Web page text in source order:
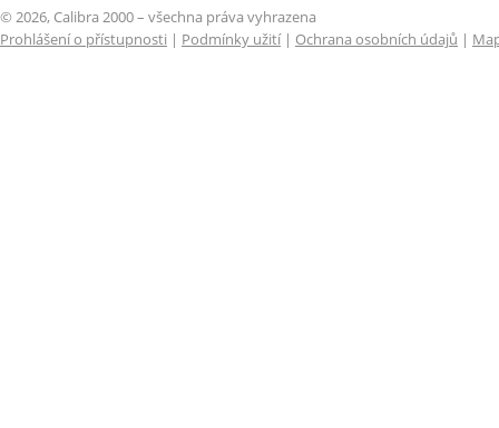
© 2026, Calibra 2000 – všechna práva vyhrazena
Prohlášení o přístupnosti | Podmínky užití| Ochrana osobních údajů |